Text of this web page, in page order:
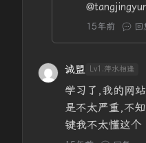
15年前 回
诚盟 Lv1.萍水相逢
学习了,我的网
是不太严重,不
键我不太懂这个